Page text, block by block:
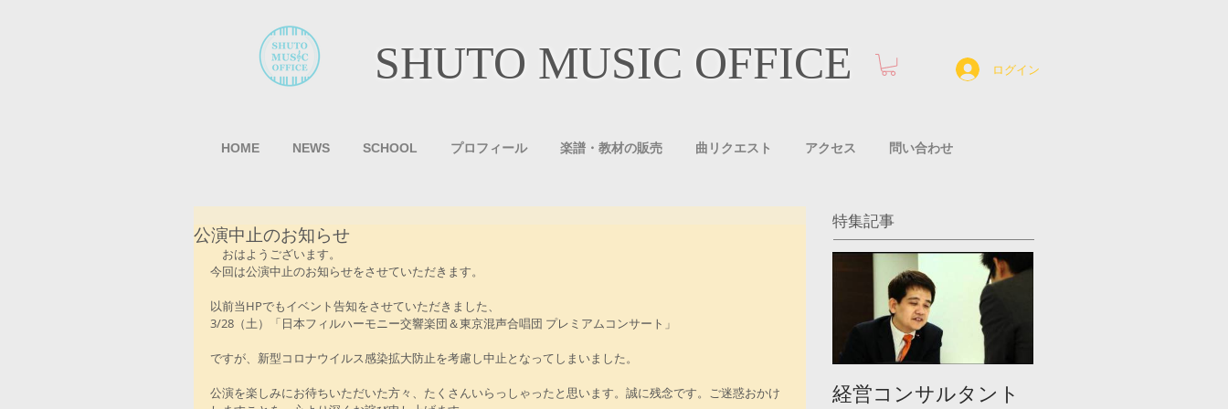
SHUTO MUSIC OFFICE ログイン
HOME NEWS SCHOOL プロフィール 楽譜・教材の販売 曲リクエスト アクセス 問い合わせ
公演中止のお知らせ
おはようございます。
今回は公演中止のお知らせをさせていただきます。
以前当HPでもイベント告知をさせていただきました、
3/28（土）「日本フィルハーモニー交響楽団＆東京混声合唱団 プレミアムコンサート」
ですが、新型コロナウイルス感染拡大防止を考慮し中止となってしまいました。
公演を楽しみにお待ちいただいた方々、たくさんいらっしゃったと思います。誠に残念です。ご迷惑おかけ
特集記事
経営コンサルタント